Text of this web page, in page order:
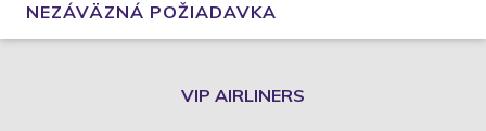
NEZÁVÄZNÁ POŽIADAVKA
VIP AIRLINERS